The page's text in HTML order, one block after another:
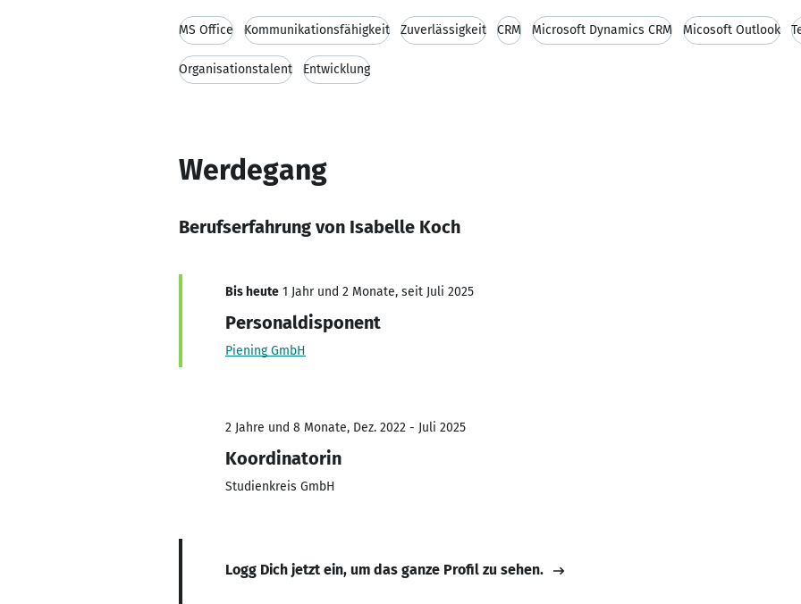
MS Office Kommunikationsfähigkeit Zuverlässigkeit CRM Microsoft Dynamics CRM Micosoft Outlook
Organisationstalent Entwicklung
Werdegang
Berufserfahrung von Isabelle Koch
Bis heute 1 Jahr und 2 Monate, seit Juli 2025
Personaldisponent
Piening GmbH
2 Jahre und 8 Monate, Dez. 2022 - Juli 2025
Koordinatorin
Studienkreis GmbH
Logg Dich jetzt ein, um das ganze Profil zu sehen.